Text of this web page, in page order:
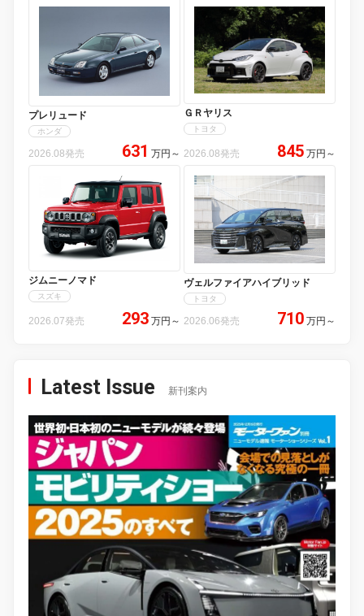
プレリュード
ホンダ
2026.08発売 631 万円 ～
ＧＲヤリス
トヨタ
2026.08発売 845 万円 ～
ジムニーノマド
スズキ
2026.07発売 293 万円 ～
ヴェルファイアハイブリッド
トヨタ
2026.06発売 710 万円 ～
Latest Issue 新刊案内